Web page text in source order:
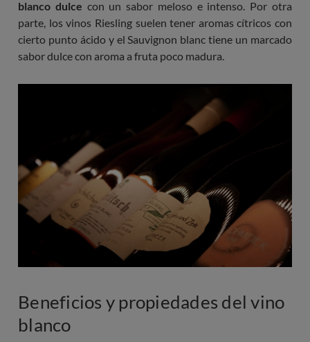
blanco dulce con un sabor meloso e intenso. Por otra
parte, los vinos Riesling suelen tener aromas cítricos con
cierto punto ácido y el Sauvignon blanc tiene un marcado
sabor dulce con aroma a fruta poco madura.
Beneficios y propiedades del vino
blanco